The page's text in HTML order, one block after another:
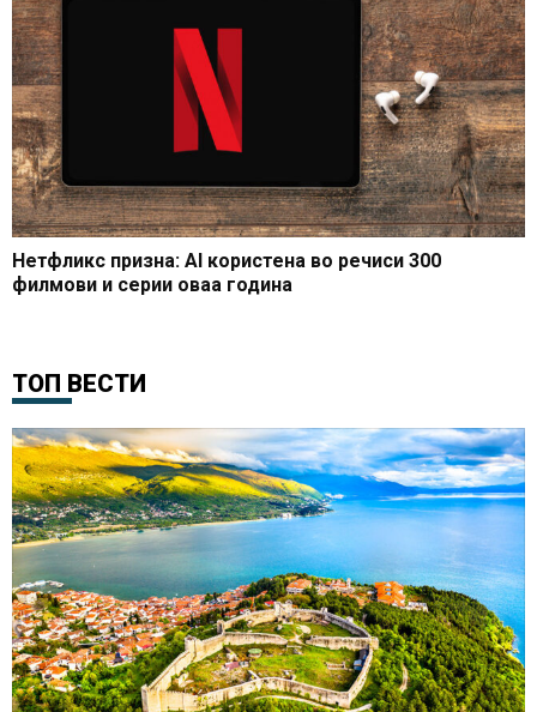
Нетфликс призна: AI користена во речиси 300
филмови и серии оваа година
ТОП ВЕСТИ